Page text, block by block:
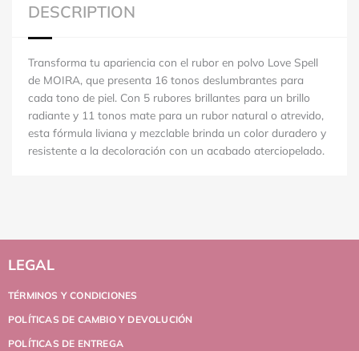
DESCRIPTION
Transforma tu apariencia con el rubor en polvo Love Spell
de MOIRA, que presenta 16 tonos deslumbrantes para
cada tono de piel. Con 5 rubores brillantes para un brillo
radiante y 11 tonos mate para un rubor natural o atrevido,
esta fórmula liviana y mezclable brinda un color duradero y
resistente a la decoloración con un acabado aterciopelado.
LEGAL
TÉRMINOS Y CONDICIONES
POLÍTICAS DE CAMBIO Y DEVOLUCIÓN
POLÍTICAS DE ENTREGA